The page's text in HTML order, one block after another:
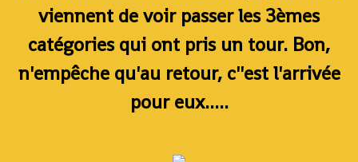
viennent de voir passer les 3èmes
catégories qui ont pris un tour. Bon,
n'empêche qu'au retour, c''est l'arrivée
pour eux.....